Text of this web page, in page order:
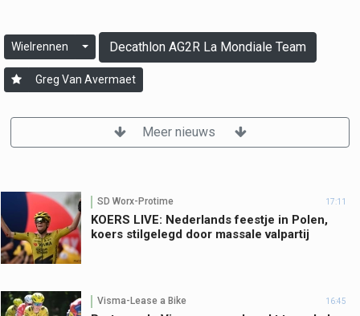
Wielrennen Decathlon AG2R La Mondiale Team
Greg Van Avermaet
Meer nieuws
SD Worx-Protime 17:11
KOERS LIVE: Nederlands feestje in Polen,
koers stilgelegd door massale valpartij
Visma-Lease a Bike 16:45